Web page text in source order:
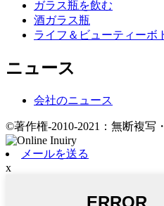
ガラス瓶を飲む
酒ガラス瓶
ライフ＆ビューティーボ
ニュース
会社のニュース
©著作権-2010-2021：無断複写
メールを送る
x